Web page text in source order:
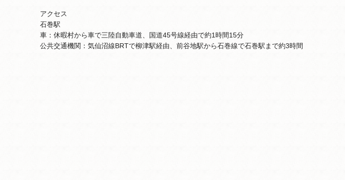
アクセス
石巻駅
車：休暇村から車で三陸自動車道、国道45号線経由で約1時間15分
公共交通機関：気仙沼線BRTで柳津駅経由、前谷地駅から石巻線で石巻駅まで約3時間